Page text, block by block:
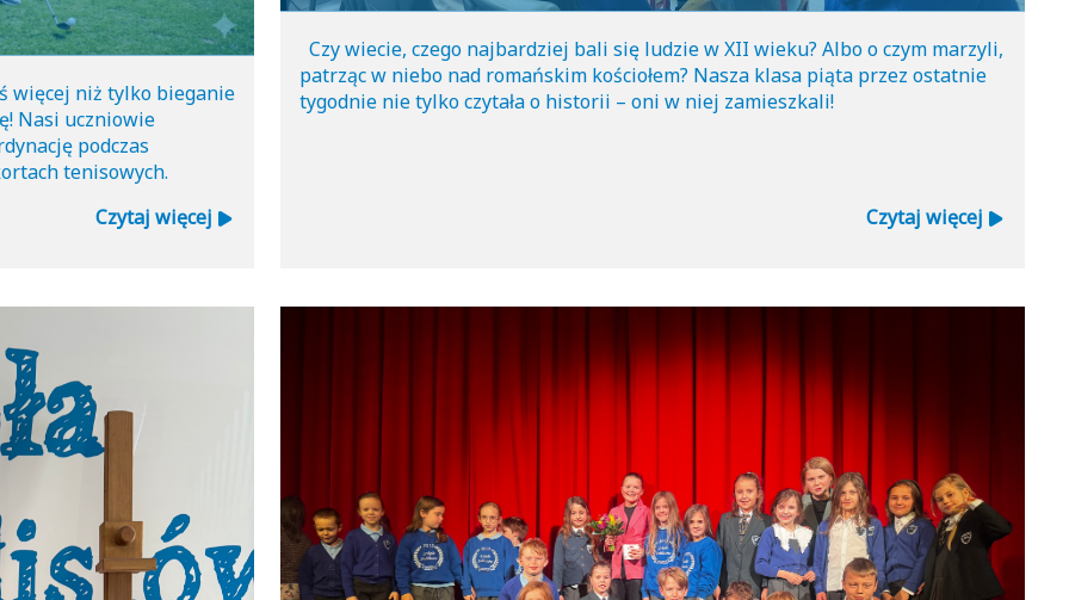
więcej niż tylko bieganie
Nasi uczniowie
podczas
tenisowych.
Czytaj więcej
Czy wiecie, czego najbardziej bali się ludzie w XII wieku? Albo o czym marzyli,
patrząc w niebo nad romańskim kościołem? Nasza klasa piąta przez ostatnie
tygodnie nie tylko czytała o historii – oni w niej zamieszkali!
Czytaj więcej